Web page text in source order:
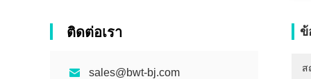
ติดต่อเรา
sales@bwt-bj.com
ข้
ส